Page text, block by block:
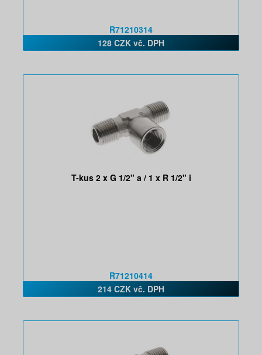
R71210314
128 CZK vč. DPH
T-kus 2 x G 1/2" a / 1 x R 1/2" i
R71210414
214 CZK vč. DPH